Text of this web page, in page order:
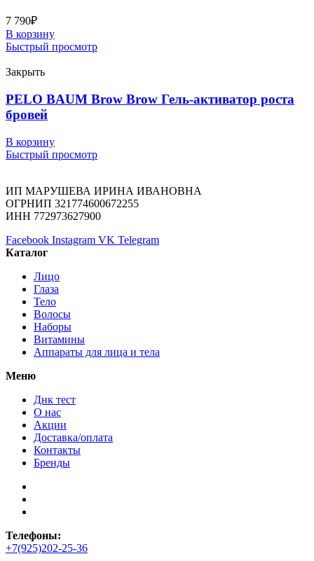
7 790₽
В корзину
Быстрый просмотр
Закрыть
PELO BAUM Brow Brow Гель-активатор роста
бровей
В корзину
Быстрый просмотр
ИП МАРУШЕВА ИРИНА ИВАНОВНА
ОГРНИП 321774600672255
ИНН 772973627900
Facebook Instagram VK Telegram
Каталог
Лицо
Глаза
Тело
Волосы
Наборы
Витамины
Аппараты для лица и тела
Меню
Днк тест
О нас
Акции
Доставка/оплата
Контакты
Бренды
Телефоны:
+7(925)202-25-36